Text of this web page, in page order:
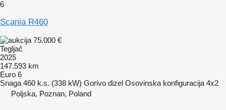
6
Scania R460
75.000 €
Tegljač
2025
147.593 km
Euro 6
Snaga 460 k.s. (338 kW) Gorivo dizel Osovinska konfiguracija 4x2
Poljska, Poznan, Poland